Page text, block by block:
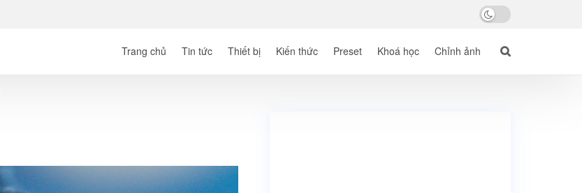
Trang chủ Tin tức Thiết bị Kiến thức Preset Khoá học Chỉnh ảnh